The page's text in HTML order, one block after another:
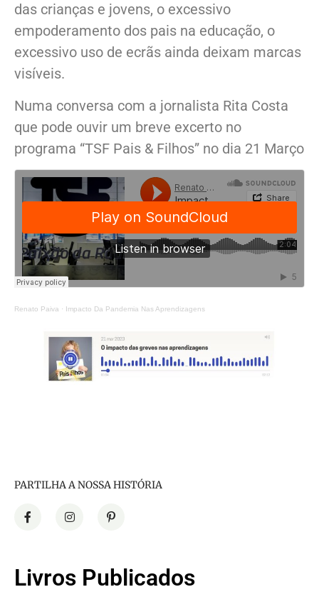
das crianças e jovens, o excessivo
empoderamento dos pais na educação, o
excessivo uso de ecrãs ainda deixam marcas
visíveis.
Numa conversa com a jornalista Rita Costa
que pode ouvir um breve excerto no
programa “TSF Pais & Filhos” no dia 21 Março
Renato Paiva · Impacto Da Pandemia Nas Aprendizagens
PARTILHA A NOSSA HISTÓRIA
Livros Publicados